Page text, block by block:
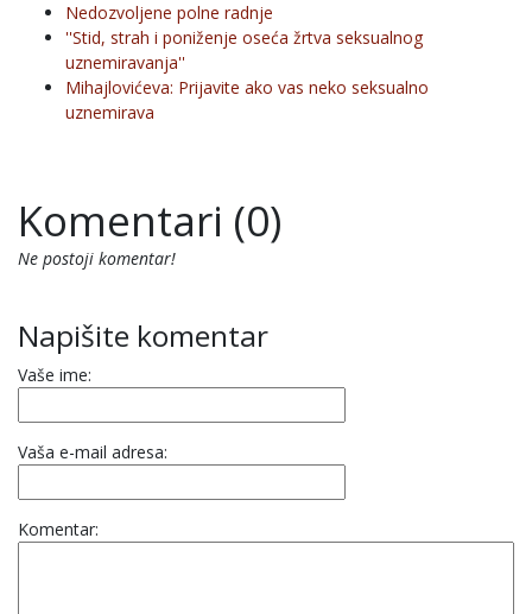
Nedozvoljene polne radnje
''Stid, strah i poniženje oseća žrtva seksualnog
uznemiravanja''
Mihajlovićeva: Prijavite ako vas neko seksualno
uznemirava
Komentari (0)
Ne postoji komentar!
Napišite komentar
Vaše ime:
Vaša e-mail adresa:
Komentar: